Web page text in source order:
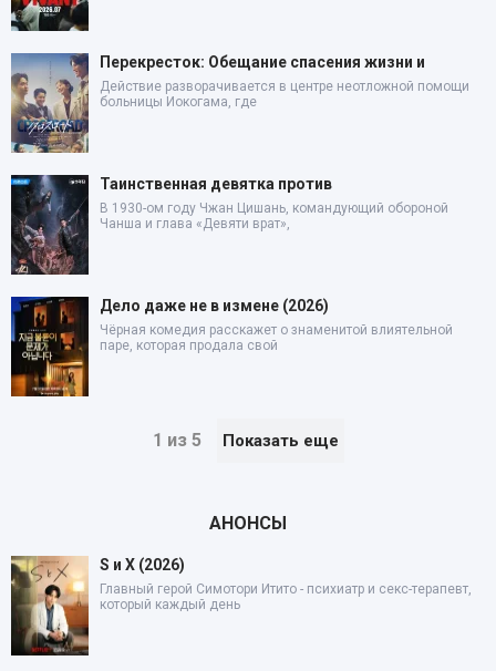
Перекресток: Обещание спасения жизни и
Действие разворачивается в центре неотложной помощи
больницы Иокогама, где
Таинственная девятка против
В 1930-ом году Чжан Цишань, командующий обороной
Чанша и глава «Девяти врат»,
Дело даже не в измене (2026)
Чёрная комедия расскажет о знаменитой влиятельной
паре, которая продала свой
1 из 5 Показать еще
АНОНСЫ
S и X (2026)
Главный герой Симотори Итито - психиатр и секс-терапевт,
который каждый день